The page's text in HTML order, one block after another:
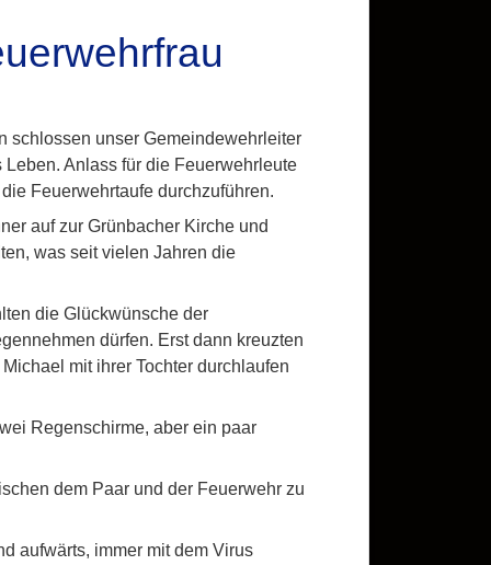
schlossen unser Gemeindewehrleiter
Anlass für die Feuerwehrleute
Feuerwehrtaufe durchzuführen.
auf zur Grünbacher Kirche und
was seit vielen Jahren die
die Glückwünsche der
dürfen. Erst dann kreuzten
mit ihrer Tochter durchlaufen
Regenschirme, aber ein paar
dem Paar und der Feuerwehr zu
aufwärts, immer mit dem Virus